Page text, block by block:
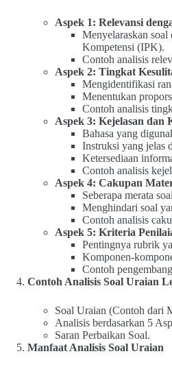
Aspek 1: Relevansi
Menyelaraskan
Kompetensi (IPK).
Contoh analisis
Aspek 2: Tingkat
Mengidentifikasi
Menentukan
Contoh analisis
Aspek 3: Kejelasan dan
Bahasa yang
Instruksi yang jelas
Ketersediaan
Contoh analisis
Aspek 4: Cakupan
Seberapa merata
Menghindari soal
Contoh analisis
Aspek 5: Kriteria
Pentingnya rubrik
Komponen-
Contoh
Contoh Analisis Soal Uraian
Soal Uraian (Contoh dari
Analisis berdasarkan 5
Saran Perbaikan Soal.
Manfaat Analisis Soal Uraian